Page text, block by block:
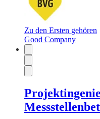
Zu den Ersten gehören
Good Company